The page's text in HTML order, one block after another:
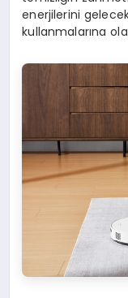
enerjilerini
kullanmalarına